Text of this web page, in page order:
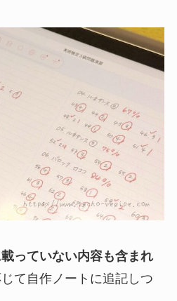
っていない内容も含まれ
て自作ノートに追記しつ